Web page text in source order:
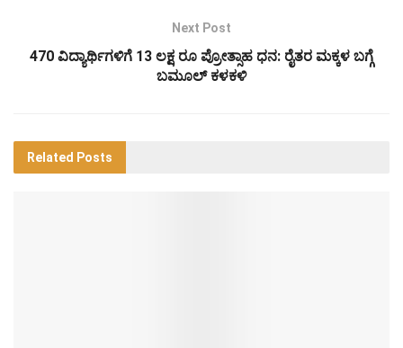
Next Post
470 ವಿದ್ಯಾರ್ಥಿಗಳಿಗೆ 13 ಲಕ್ಷ ರೂ ಪ್ರೋತ್ಸಾಹ ಧನ: ರೈತರ ಮಕ್ಕಳ ಬಗ್ಗೆ
ಬಮೂಲ್ ಕಳಕಳಿ
Related Posts